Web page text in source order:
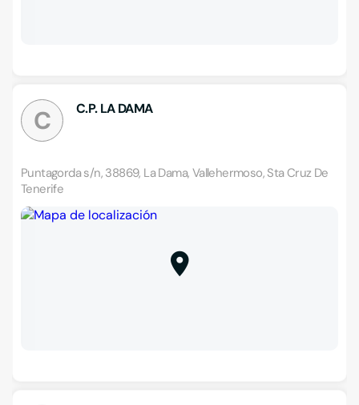
C C.P. LA DAMA
Puntagorda s/n, 38869, La Dama, Vallehermoso, Sta Cruz De
Tenerife